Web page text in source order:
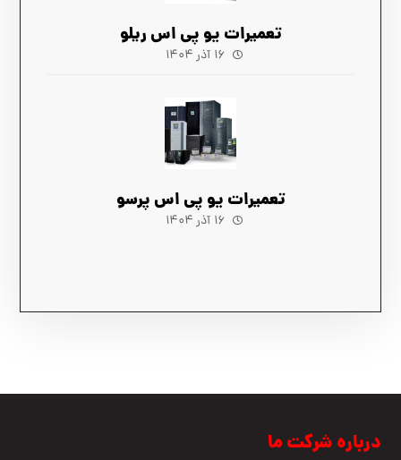
تعمیرات یو پی اس ریلو
۱۶ آذر ۱۴۰۴
تعمیرات یو پی اس پرسو
۱۶ آذر ۱۴۰۴
درباره شرکت ما